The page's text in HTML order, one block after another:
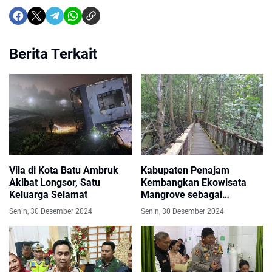
Berita Terkait
Vila di Kota Batu Ambruk
Akibat Longsor, Satu
Keluarga Selamat
Senin, 30 Desember 2024
Kabupaten Penajam
Kembangkan Ekowisata
Mangrove sebagai
Laboratorium Alam
Senin, 30 Desember 2024